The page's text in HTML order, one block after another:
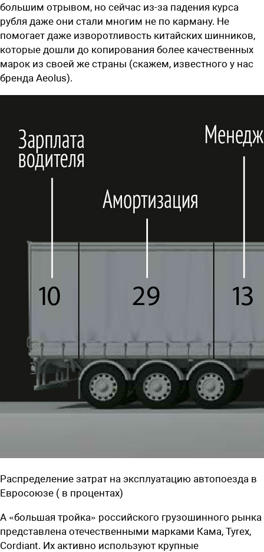
большим отрывом, но сейчас из-за падения курса
рубля даже они стали многим не по карману. Не
помогает даже изворотливость китайских шинников,
которые дошли до копирования более качественных
марок из своей же страны (скажем, известного у нас
бренда Aeolus).
Распределение затрат на эксплуатацию автопоезда в
Евросоюзе ( в процентах)
А «большая тройка» российского грузошинного рынка
представлена отечественными марками Кама, Tyrex,
Cordiant. Их активно используют крупные